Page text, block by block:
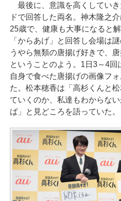
最後に、意識を高くしてい
ドで回答した両名。神木隆之
25歳で、健康も大事になると
「からあげ」と回答し会場は
うやら無類の唐揚げ好きで、
ということのよう。1日3～4回
自身で食べた唐揚げの画像フ
た。松本穂香は「高杉くんと
ていくのか、私達もわからな
ば」と見どころを語っていた。